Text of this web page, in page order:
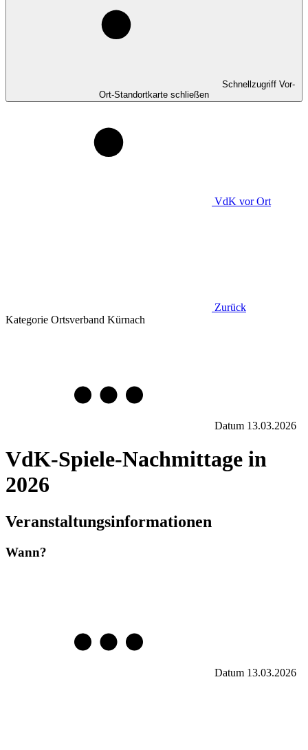
Schnellzugriff Vor-
Ort-Standortkarte schließen
VdK vor Ort
Zurück
Kategorie Ortsverband Kürnach
Datum 13.03.2026
VdK-Spiele-Nachmittage in
2026
Veranstaltungsinformationen
Wann?
Datum 13.03.2026